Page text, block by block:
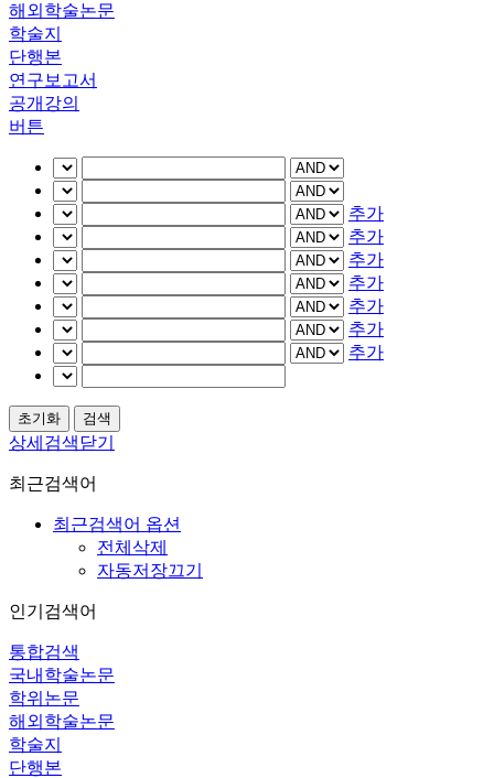
해외학술논문
학술지
단행본
연구보고서
공개강의
버튼
추가
추가
추가
추가
추가
추가
추가
상세검색닫기
최근검색어
최근검색어 옵션
전체삭제
자동저장끄기
인기검색어
통합검색
국내학술논문
학위논문
해외학술논문
학술지
단행본